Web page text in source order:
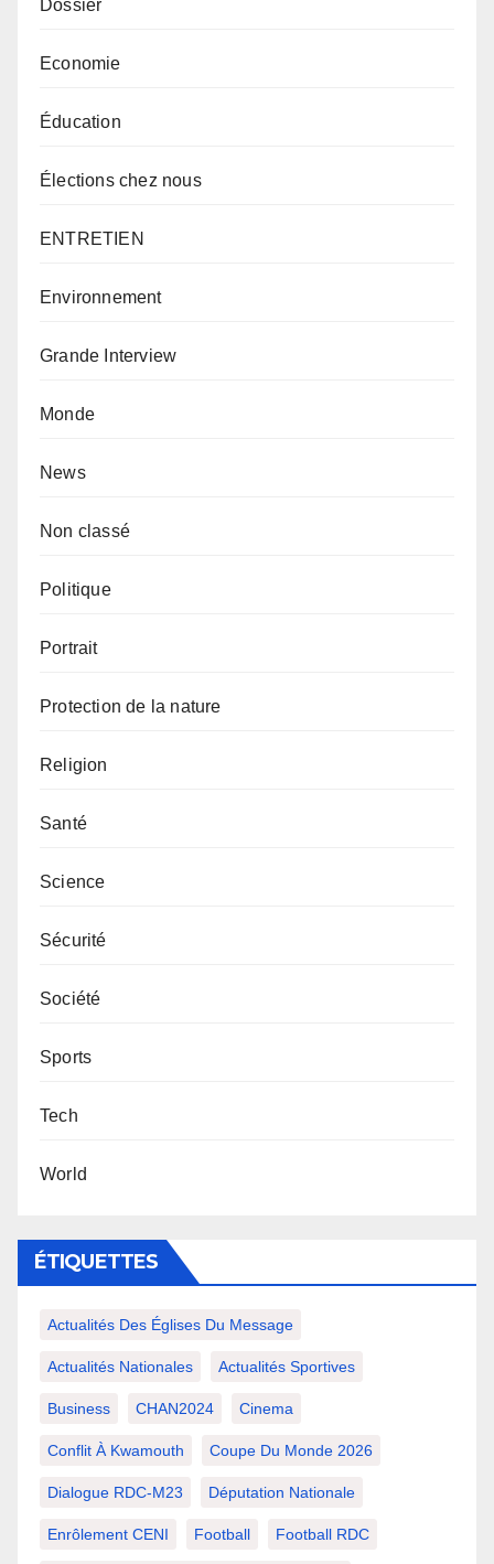
Dossier
Economie
Éducation
Élections chez nous
ENTRETIEN
Environnement
Grande Interview
Monde
News
Non classé
Politique
Portrait
Protection de la nature
Religion
Santé
Science
Sécurité
Société
Sports
Tech
World
ÉTIQUETTES
Actualités Des Églises Du Message
Actualités Nationales Actualités Sportives
Business CHAN2024 Cinema
Conflit À Kwamouth Coupe Du Monde 2026
Dialogue RDC-M23 Députation Nationale
Enrôlement CENI Football Football RDC